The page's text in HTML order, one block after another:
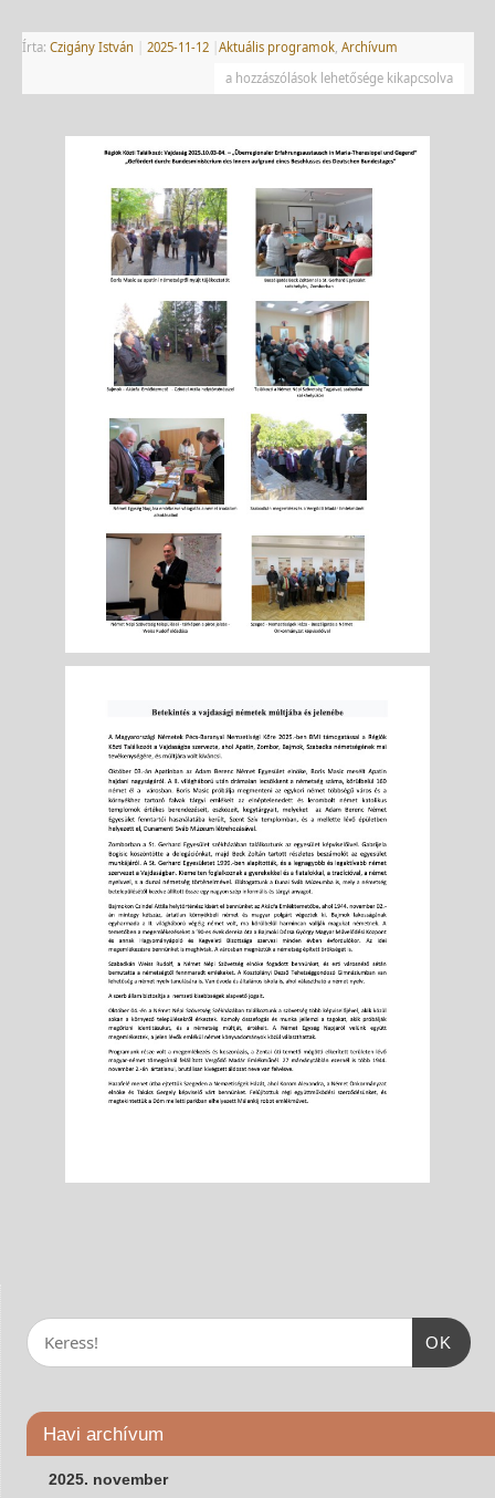
Írta: Czigány István 2025-11-12 Aktuális programok, Archívum
a hozzászólások lehetősége kikapcsolva
OK
Havi archívum
2025. november